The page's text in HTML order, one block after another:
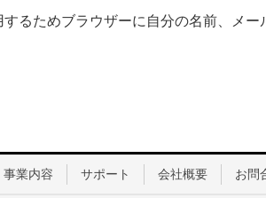
るためブラウザーに自分の名前、メー
事業内容 サポート 会社概要 お問